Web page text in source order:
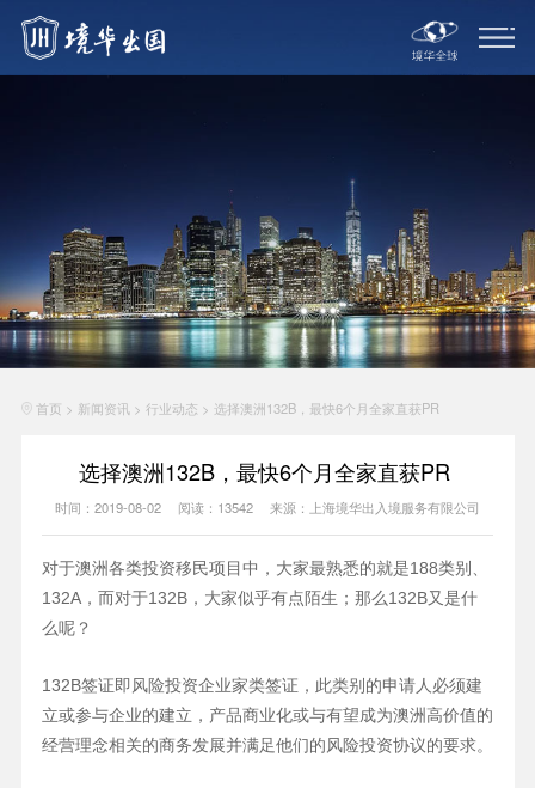
首页 > 新闻资讯 >行业动态 >选择澳洲132B，最快6个月全家直获PR
选择澳洲132B，最快6个月全家直获PR
时间：2019-08-02 阅读：13542 来源：上海境华出入境服务有限公司
对于澳洲各类投资移民项目中，大家最熟悉的就是188类别、
132A，而对于132B，大家似乎有点陌生；那么132B又是什
么呢？
132B签证即风险投资企业家类签证，此类别的申请人必须建
立或参与企业的建立，产品商业化或与有望成为澳洲高价值的
经营理念相关的商务发展并满足他们的风险投资协议的要求。